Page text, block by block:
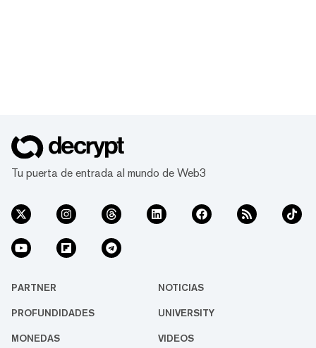
Tu puerta de entrada al mundo de Web3
PARTNER NOTICIAS
PROFUNDIDADES UNIVERSITY
MONEDAS VIDEOS